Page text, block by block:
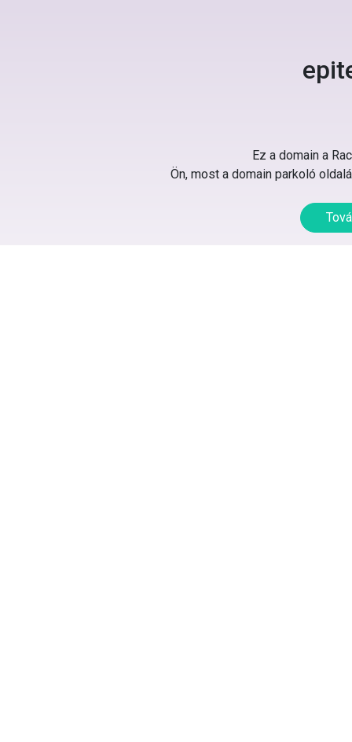
Ez a domain a
Ön, most a domain parkoló